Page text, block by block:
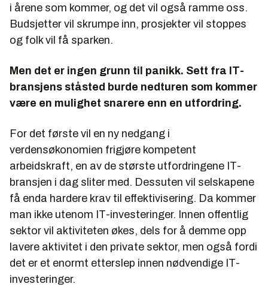
i årene som kommer, og det vil også ramme oss.
Budsjetter vil skrumpe inn, prosjekter vil stoppes
og folk vil få sparken.
Men det er ingen grunn til panikk. Sett fra IT-
bransjens ståsted burde nedturen som kommer
være en mulighet snarere enn en utfordring.
For det første vil en ny nedgang i
verdensøkonomien frigjøre kompetent
arbeidskraft, en av de største utfordringene IT-
bransjen i dag sliter med. Dessuten vil selskapene
få enda hardere krav til effektivisering. Da kommer
man ikke utenom IT-investeringer. Innen offentlig
sektor vil aktiviteten økes, dels for å demme opp
lavere aktivitet i den private sektor, men også fordi
det er et enormt etterslep innen nødvendige IT-
investeringer.